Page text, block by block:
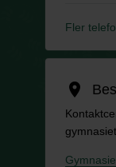
Fler
location_on